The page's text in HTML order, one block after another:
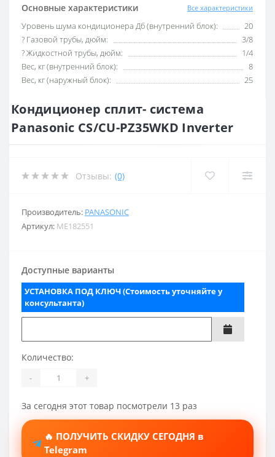
Основные характеристики Все характеристики
Уровень шума кондиционера Дб (внутренний блок):
20
? Газовой трубы, дюйм:
3/8
? Жидкостной трубы, дюйм:
1/4
Вес, кг (внутренний блок):
8
Вес, кг (наружный блок):
25
Кондиционер сплит- система
Panasonic CS/CU-PZ35WKD Inverter
Отзывы: (0)
Производитель: PANASONIC
Артикул: ME182551
Доступные варианты
УСТАНОВКА ПОД КЛЮЧ (Стоимость уточняйте у
консультанта)
Количество:
- +
За сегодня этот товар посмотрели 13 раз
🔥 ПОЛУЧИТЬ СКИДКУ СЕГОДНЯ в
Telegram